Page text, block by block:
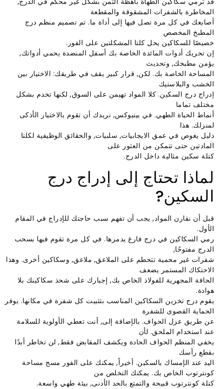
المخاطرة بالشفرات المشقوقة والمقطعة
أصابعك في كل مرة تصل فيها إلى أداة ما. تم تصميم منظم درج
المطبخ المخصص
خصيصًا للسكاكين يحل كلتا المشكلتين على الفور.
إن تحريك أدوات المائدة الخاصة بك أسفل المنضدة يحمي أدواتك,
يؤمن مطبخك, وتحديث
المساحة الخاصة بك. لكن, قرار كبير يقف في طريقك: الاختيار بين
الخشب والبلاستيك
إدراج درج السكين. كلا المواد تهيمن على السوق, لكنها تخدم بشكل
مختلف تماما
أنماط الحياة الطهي. في بينيوكس, نريدك أن تقوم بالاختيار الأذكى
لمنزلك. هذا
دليل يغوص في عمق الايجابيات, سلبيات, والحقائق الوظيفية لكلتا
المادتين حتى تتمكن من العثور على
كتلة سكين مثالية داخل الدرج.
لماذا تحتاج إلى إدراج درج
السكين?
قبل أن نقارن المواد, يجب أن تفهم سبب حاجتك للإدراج في المقام
الأول.
رمي السكاكين في درج فارغ يدمرها. في كل مرة تقوم فيها بسحب
الدرج مفتوحًا,
شفرات غير محمية تتحطم على الملاعق, ملاعق, وسكاكين أخرى. وهذا
الاحتكاك المستمر يضعف
الحافة المجهرية للفولاذ الخاص بك, إجبارك على شحذ سكاكينك بلا
هوادة.
يقوم درج تخزين السكاكين المناسب بتثبيت كل شفرة في مكانها. يوفر
الحماية القصوى للشفرة
عن طريق عزل الحواف. بالإضافة إلى, أنت تعطي الأولوية للسلامة
عند استخدام الملحق. لأن
يخفي المنظم الحواف الحادة ويكشف المقابض فقط, لن تخاطر أبدًا
بقطع رأسك
اليد عند الإمساك بالسكين. أخيراً, يمكنك على الفور مسح مساحة
كونترتوب الخاص بك. يمكنك التخلص من
كتلة كونترتوب قبيحة والتمتع بالحد الأدنى, بيئة طهي واسعة.